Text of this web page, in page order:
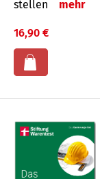
stellen
mehr
16,90 €